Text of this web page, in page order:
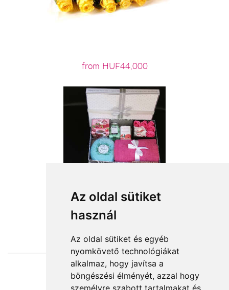
Az oldal sütiket
használ
Az oldal sütiket és egyéb
nyomkövető technológiákat
alkalmaz, hogy javítsa a
böngészési élményét, azzal hogy
személyre szabott tartalmakat és
from HUF44,000
from HUF22,200
Accepted payment methods